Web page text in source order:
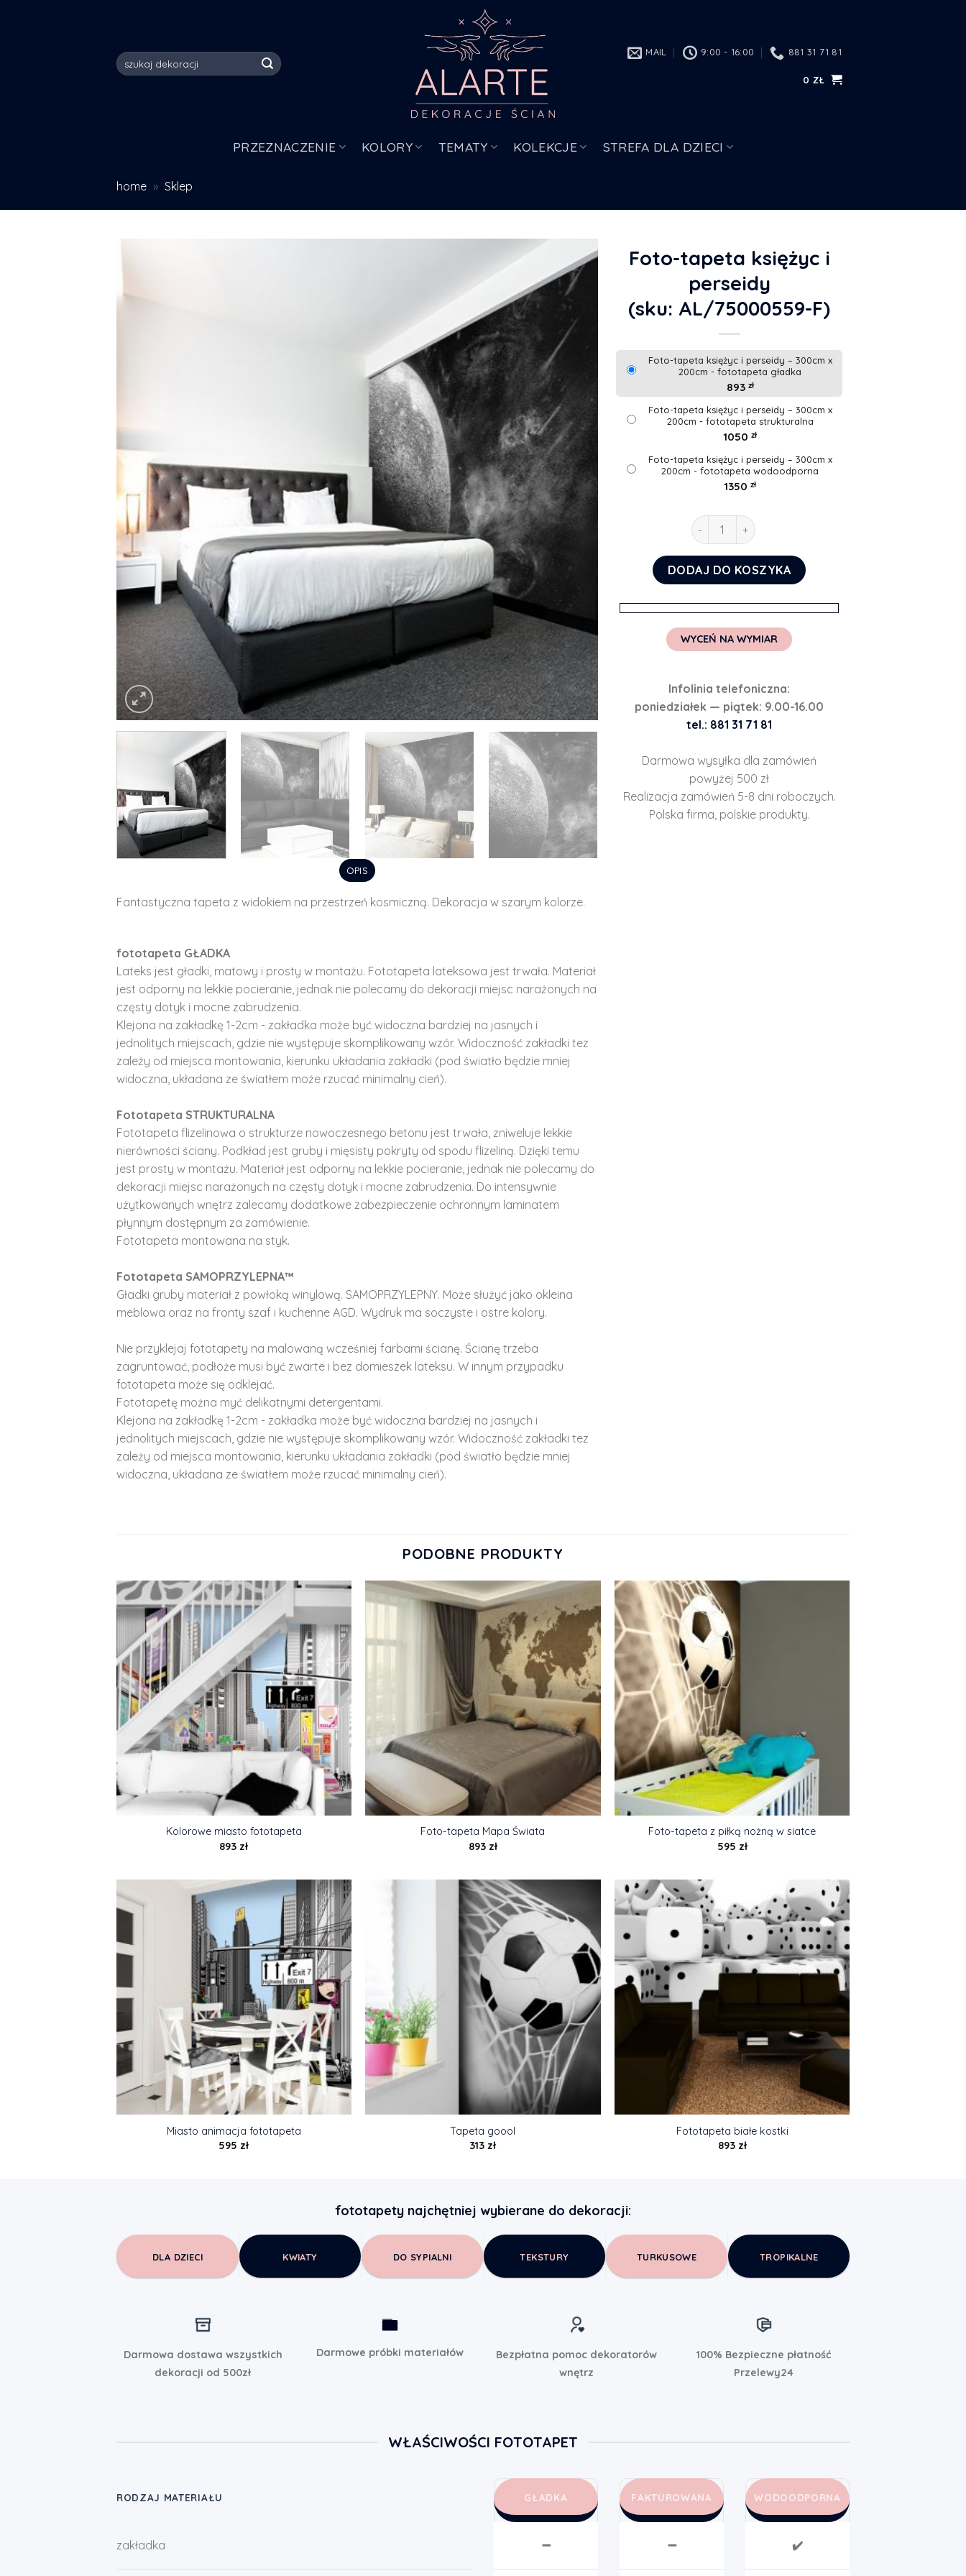
Szukaj:
MAIL 9:00 - 16:00 881 31 71 81
0 ZŁ
PRZEZNACZENIE KOLORY TEMATY KOLEKCJE STREFA DLA DZIECI
home » Sklep
OPIS
Fantastyczna tapeta z widokiem na przestrzeń kosmiczną. Dekoracja w szarym kolorze.
fototapeta GŁADKA
Lateks jest gładki, matowy i prosty w montażu. Fototapeta lateksowa jest trwała. Materiał
jest odporny na lekkie pocieranie, jednak nie polecamy do dekoracji miejsc narażonych na
częsty dotyk i mocne zabrudzenia.
Klejona na zakładkę 1-2cm - zakładka może być widoczna bardziej na jasnych i
jednolitych miejscach, gdzie nie występuje skomplikowany wzór. Widoczność zakładki tez
zależy od miejsca montowania, kierunku układania zakładki (pod światło będzie mniej
widoczna, układana ze światłem może rzucać minimalny cień).
Fototapeta STRUKTURALNA
Fototapeta flizelinowa o strukturze nowoczesnego betonu jest trwała, zniweluje lekkie
nierówności ściany. Podkład jest gruby i mięsisty pokryty od spodu flizeliną. Dzięki temu
jest prosty w montażu. Materiał jest odporny na lekkie pocieranie, jednak nie polecamy do
dekoracji miejsc narażonych na częsty dotyk i mocne zabrudzenia. Do intensywnie
użytkowanych wnętrz zalecamy dodatkowe zabezpieczenie ochronnym laminatem
płynnym dostępnym za zamówienie.
Fototapeta montowana na styk.
Fototapeta SAMOPRZYLEPNA™
Gładki gruby materiał z powłoką winylową. SAMOPRZYLEPNY. Może służyć jako okleina
meblowa oraz na fronty szaf i kuchenne AGD. Wydruk ma soczyste i ostre kolory.
Nie przyklejaj fototapety na malowaną wcześniej farbami ścianę. Ścianę trzeba
zagruntować, podłoże musi być zwarte i bez domieszek lateksu. W innym przypadku
fototapeta może się odklejać.
Fototapetę można myć delikatnymi detergentami.
Klejona na zakładkę 1-2cm - zakładka może być widoczna bardziej na jasnych i
jednolitych miejscach, gdzie nie występuje skomplikowany wzór. Widoczność zakładki tez
zależy od miejsca montowania, kierunku układania zakładki (pod światło będzie mniej
widoczna, układana ze światłem może rzucać minimalny cień).
Foto-tapeta księżyc i
perseidy
(sku: AL/75000559-F)
Foto-tapeta księżyc i perseidy – 300cm x
200cm - fototapeta gładka
893 zł
Foto-tapeta księżyc i perseidy – 300cm x
200cm - fototapeta strukturalna
1050 zł
Foto-tapeta księżyc i perseidy – 300cm x
200cm - fototapeta wodoodporna
1350 zł
ilość Foto-tapeta księżyc i perseidy
DODAJ DO KOSZYKA
WYCEŃ NA WYMIAR
Infolinia telefoniczna:
poniedziałek — piątek: 9.00-16.00
tel.: 881 31 71 81
Darmowa wysyłka dla zamówień
powyżej 500 zł
Realizacja zamówień 5-8 dni roboczych.
Polska firma, polskie produkty.
PODOBNE PRODUKTY
Kolorowe miasto fototapeta
893 zł
Foto-tapeta Mapa Świata
893 zł
Foto-tapeta z piłką nożną w siatce
595 zł
Miasto animacja fototapeta
595 zł
Tapeta goool
313 zł
Fototapeta białe kostki
893 zł
fototapety najchętniej wybierane do dekoracji:
DLA DZIECI KWIATY DO SYPIALNI TEKSTURY TURKUSOWE TROPIKALNE
Darmowa dostawa wszystkich
dekoracji od 500zł
Darmowe próbki materiałów
Bezpłatna pomoc dekoratorów
wnętrz
100% Bezpieczne płatność
Przelewy24
WŁAŚCIWOŚCI FOTOTAPET
RODZAJ MATERIAŁU
zakładka
GŁADKA
➖
FAKTUROWANA
➖
WODOODPORNA
✔️